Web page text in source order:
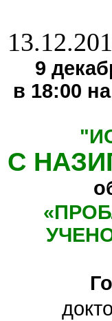
9
в 18:00
"
С
«